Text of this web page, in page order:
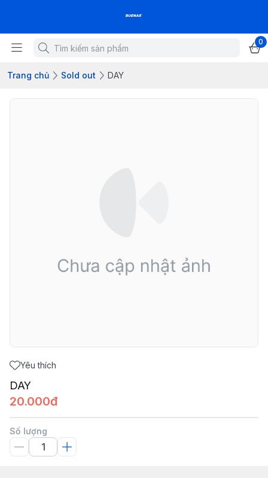
0
Trang chủ Sold out DAY
Yêu thích
DAY
20.000đ
Số lượng